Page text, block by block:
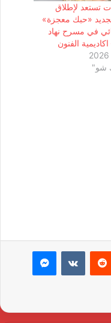
تستعد لإطلاق
«حبك معجزة»
في مسرح نهاد
الفنون
شو"
ماسنجر